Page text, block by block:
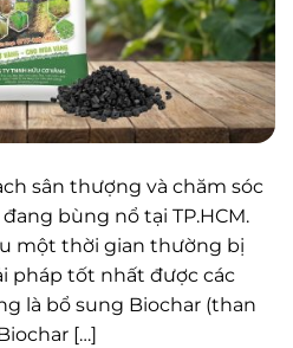
sân thượng và chăm sóc
bùng nổ tại TP.HCM.
một thời gian thường bị
pháp tốt nhất được các
là bổ sung Biochar (than
[…]